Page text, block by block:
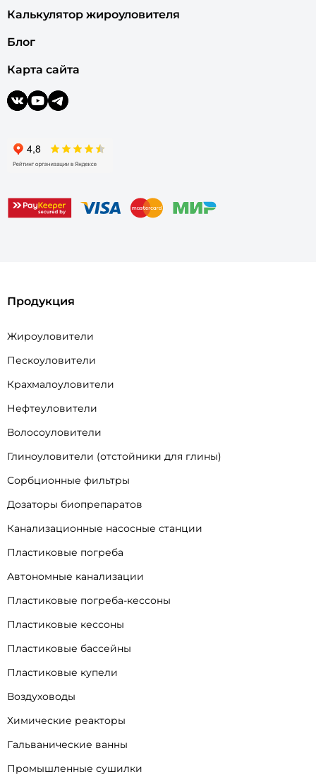
Калькулятор жироуловителя
Блог
Карта сайта
Продукция
Жироуловители
Пескоуловители
Крахмалоуловители
Нефтеуловители
Волосоуловители
Глиноуловители (отстойники для глины)
Сорбционные фильтры
Дозаторы биопрепаратов
Канализационные насосные станции
Пластиковые погреба
Автономные канализации
Пластиковые погреба-кессоны
Пластиковые кессоны
Пластиковые бассейны
Пластиковые купели
Воздуховоды
Химические реакторы
Гальванические ванны
Промышленные сушилки